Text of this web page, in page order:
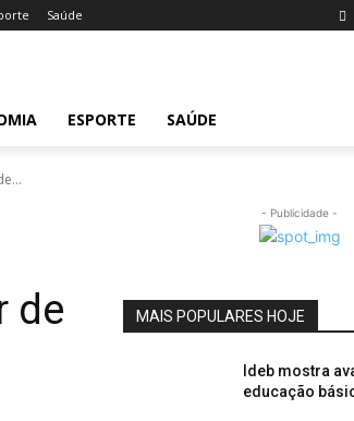
Saúde
ESPORTE SAÚDE
de
- Publicidade -
MAIS POPULARES HOJE
Ideb mostra
educação